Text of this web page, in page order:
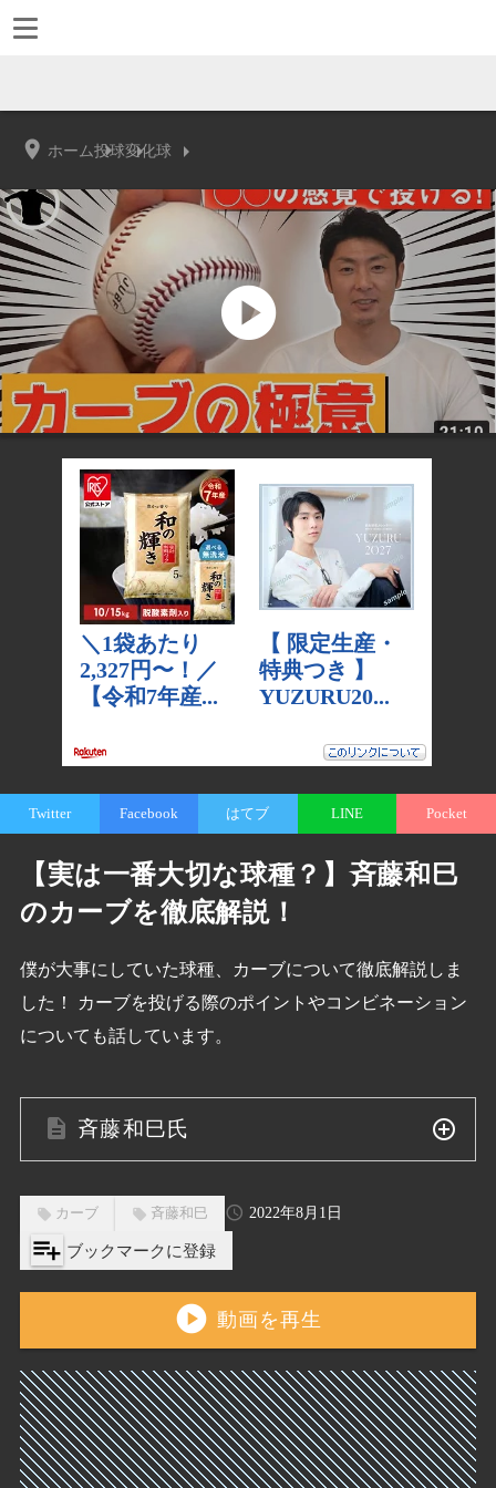
ホーム投球変化球
Twitter Facebook はてブ LINE Pocket
【実は一番大切な球種？】斉藤和巳
のカーブを徹底解説！
僕が大事にしていた球種、カーブについて徹底解説しま
した！ カーブを投げる際のポイントやコンビネーション
についても話しています。
斉藤和巳氏
斉藤和巳は、通算で150試合に登板し、79勝23
敗、0セーブ、0ホールド、846奪三振、防御率
3.33と、圧倒的な勝率で「負けないエース」の異
名をとったピッチャーです。
南京都高等から1995年ドラフト1位で当時の福岡
ダイエーホークスに入団し、2003年には開幕投
手を務め、20勝で日本一に貢献しました。
現役時代は常に右肩の故障に悩まされ、2007年
カーブ 斉藤和巳 2022年8月1日
playlist_add ブックマークに登録
play_circle 動画を再生